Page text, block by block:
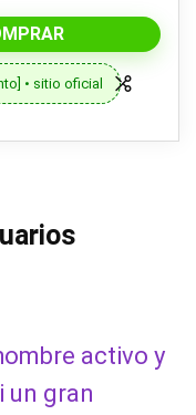
• sitio oficial
activo y
un gran